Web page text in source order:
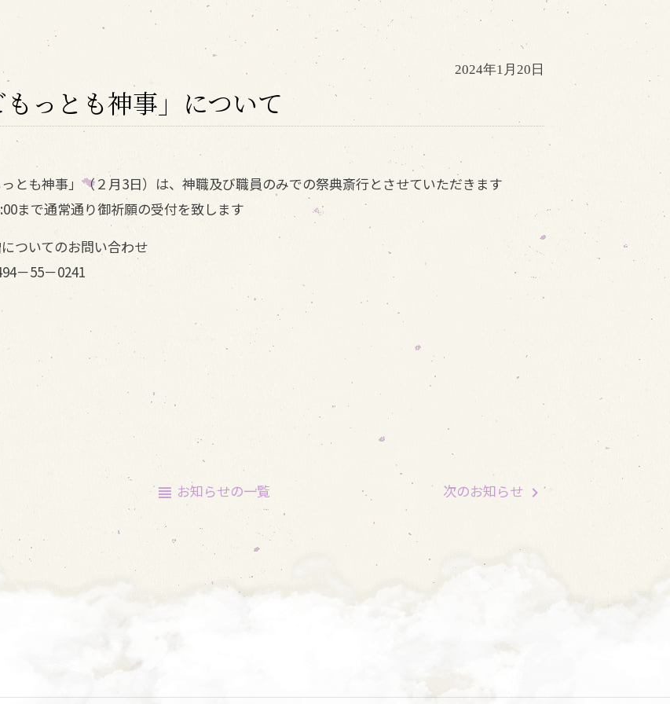
2024年1月20日
っとも神事」について
とも神事」（２月3日）は、神職及び職員のみでの祭典斎行とさせていただきます
まで通常通り御祈願の受付を致します
ついてのお問い合わせ
－55－0241
お知らせの一覧 次のお知らせ